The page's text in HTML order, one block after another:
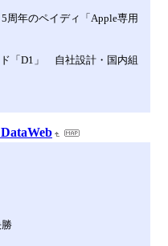
年のペイディ「Apple専用
「D1」 自社設計・国内組
勝